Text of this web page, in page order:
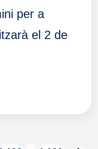
per a
el 2 de